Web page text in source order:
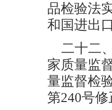
品检验法
和国进出
二十二
家质量监
量监督检
第240号修